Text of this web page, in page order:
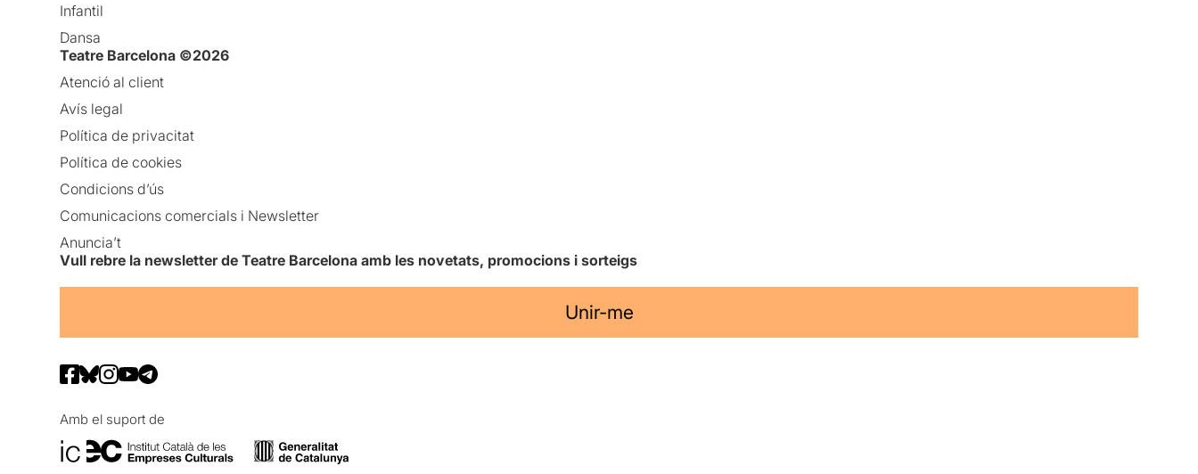
Infantil
Dansa
Teatre Barcelona ©2026
Atenció al client
Avís legal
Política de privacitat
Política de cookies
Condicions d’ús
Comunicacions comercials i Newsletter
Anuncia’t
Vull rebre la newsletter de Teatre Barcelona amb les novetats, promocions i sorteigs
Unir-me
Amb el suport de